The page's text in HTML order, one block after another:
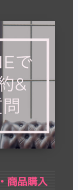
商品購入